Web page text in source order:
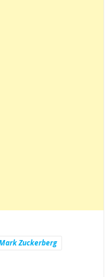
Zuckerberg